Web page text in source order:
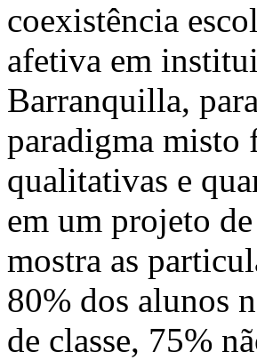
coexistência
afetiva em
Barranquilla,
paradigma misto
qualitativas e
em um projeto
mostra as
80% dos alunos
de classe, 75%